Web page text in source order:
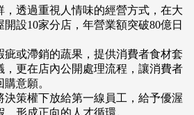
，透過重視人情味的經營方式，在大
開設10家分店，年營業額突破80億日
疵或滯銷的蔬果，提供消費者食材套
，更在店內公開處理流程，讓消費者
意願。
決策權下放給第一線員工，給予優渥